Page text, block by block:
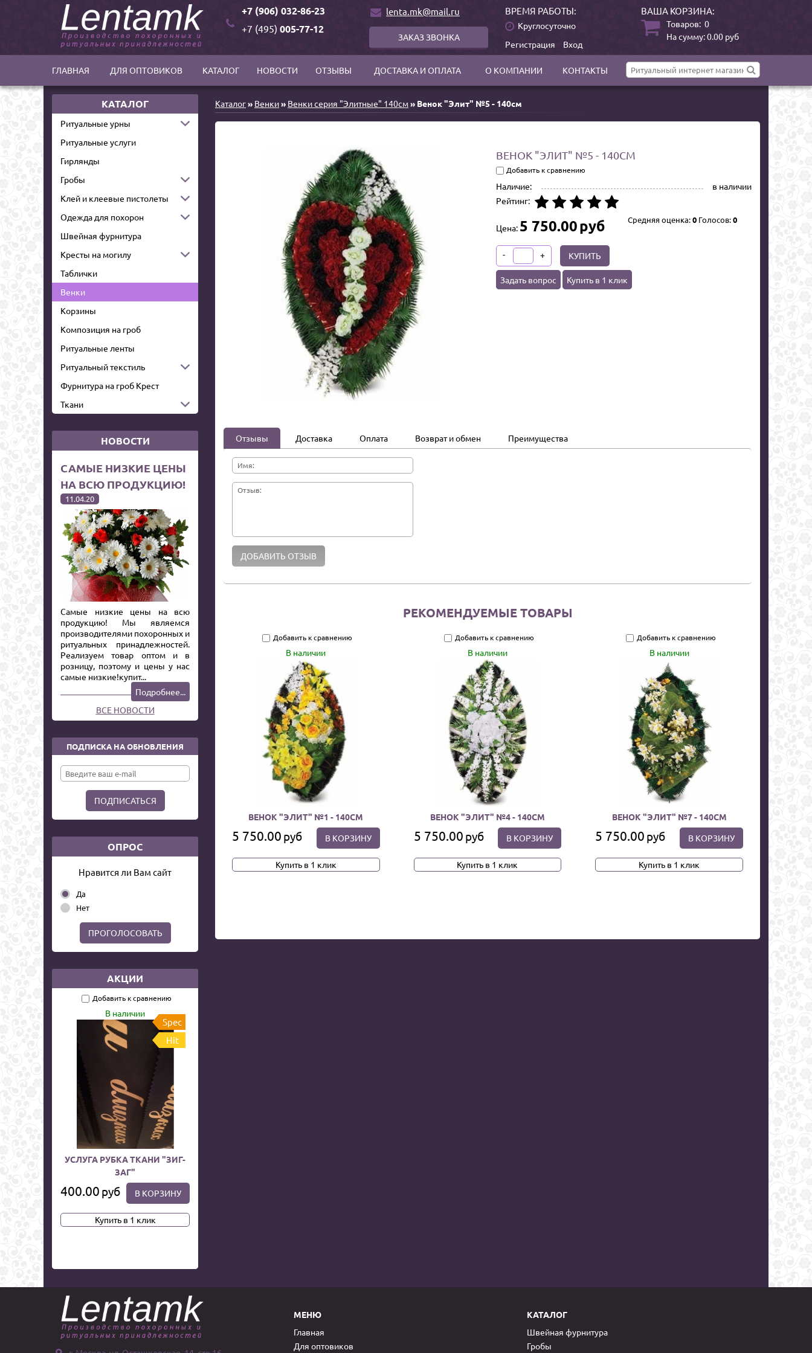
+7 (906) 032-86-23
+7 (495) 005-77-12
lenta.mk@mail.ru
ЗАКАЗ ЗВОНКА
ВРЕМЯ РАБОТЫ:
Круглосуточно
ВАША КОРЗИНА:
Товаров: 0
На сумму:0.00 руб
Регистрация Вход
ГЛАВНАЯ ДЛЯ ОПТОВИКОВ КАТАЛОГ НОВОСТИ ОТЗЫВЫ ДОСТАВКА И ОПЛАТА О КОМПАНИИ КОНТАКТЫ
КАТАЛОГ
Ритуальные урны
Ритуальные услуги
Гирлянды
Гробы
Клей и клеевые пистолеты
Одежда для похорон
Швейная фурнитура
Кресты на могилу
Таблички
Венки
Корзины
Композиция на гроб
Ритуальные ленты
Ритуальный текстиль
Фурнитура на гроб Крест
Ткани
НОВОСТИ
САМЫЕ НИЗКИЕ ЦЕНЫ
НА ВСЮ ПРОДУКЦИЮ!
11.04.20
Самые низкие цены на всю
продукцию! Мы являемся
производителями похоронных и
ритуальных принадлежностей.
Реализуем товар оптом и в
розницу, поэтому и цены у нас
самые низкие!купит...
Подробнее...
ВСЕ НОВОСТИ
ПОДПИСКА НА ОБНОВЛЕНИЯ
ПОДПИСАТЬСЯ
ОПРОС
Нравится ли Вам сайт
Да
Нет
ПРОГОЛОСОВАТЬ
АКЦИИ
Добавить к сравнению
В наличии
Spec
Hit
УСЛУГА РУБКА ТКАНИ "ЗИГ-
ЗАГ"
400.00 руб В КОРЗИНУ
Купить в 1 клик
Каталог» Венки» Венки серия "Элитные" 140см» Венок "Элит" №5 - 140см
ВЕНОК "ЭЛИТ" №5 - 140СМ
Добавить к сравнению
Наличие:
в наличии
Рейтинг:
Средняя оценка:0 Голосов:0
Цена: 5 750.00руб
- + КУПИТЬ
Задать вопрос Купить в 1 клик
Отзывы Доставка Оплата Возврат и обмен Преимущества
Имя:
Отзыв:
РЕКОМЕНДУЕМЫЕ ТОВАРЫ
Добавить к сравнению
В наличии
ВЕНОК "ЭЛИТ" №1 - 140СМ
5 750.00 руб В КОРЗИНУ
Купить в 1 клик
Добавить к сравнению
В наличии
ВЕНОК "ЭЛИТ" №4 - 140СМ
5 750.00 руб В КОРЗИНУ
Купить в 1 клик
Добавить к сравнению
В наличии
ВЕНОК "ЭЛИТ" №7 - 140СМ
5 750.00 руб В КОРЗИНУ
Купить в 1 клик
МЕНЮ
Главная
Для оптовиков
КАТАЛОГ
Швейная фурнитура
Гробы